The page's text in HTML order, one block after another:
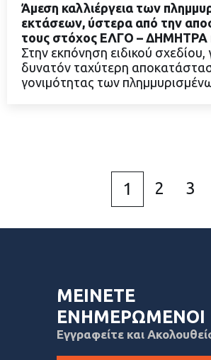
ΔΙΑΒΑΣΤΕ
Άμεση καλλιέργεια των
εκτάσεων, ύστερα από την
τους στόχος ΕΛΓΟ – ΔΗΜΗΤΡΑ
Στην εκπόνηση ειδικού
δυνατόν ταχύτερη
γονιμότητας των
1 2 3
ΜΕΙΝΕΤΕ
ΕΝΗΜΕΡΩΜΕΝΟΙ
Εγγραφείτε και